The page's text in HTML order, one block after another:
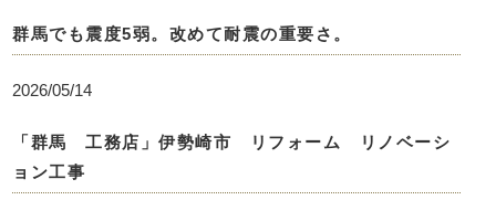
群馬でも震度5弱。改めて耐震の重要さ。
2026/05/14
「群馬 工務店」伊勢崎市 リフォーム リノベーシ
ョン工事